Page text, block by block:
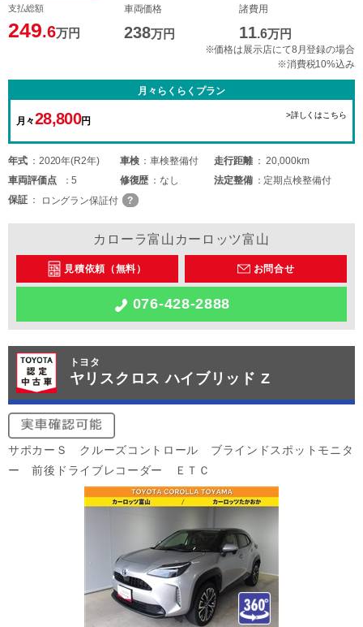
支払総額
249.6万円
車両価格
238万円
諸費用
11.6万円
※価格は展示店にて8月登録の場合
※消費税10%込み
月々らくらくプラン
月々28,800円
>詳しくはこちら
年式 2020年(R2年) 車検 車検整備付 走行距離
20,000km
車両評価点 5 修復歴 なし 法定整備
定期点検整備付
保証
ロングラン保証付
カローラ富山カーロッツ富山
見積依頼（無料） お問合せ
076-428-2888
トヨタ
ヤリスクロス ハイブリッド Z
サポカーＳ クルーズコントロール ブラインドスポットモニタ
ー 前後ドライブレコーダー ＥＴＣ